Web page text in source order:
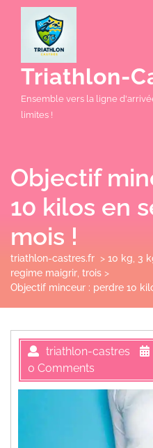
Triathlon-
Ensemble vers la ligne
limites !
Objectif
10 kilos en
mois !
triathlon-castres.fr > 10 kg 3
regime maigrir trois >
Objectif minceur : perdre 10
triathlon-castres
0 Comments